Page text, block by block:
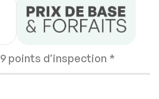
points d’inspection *